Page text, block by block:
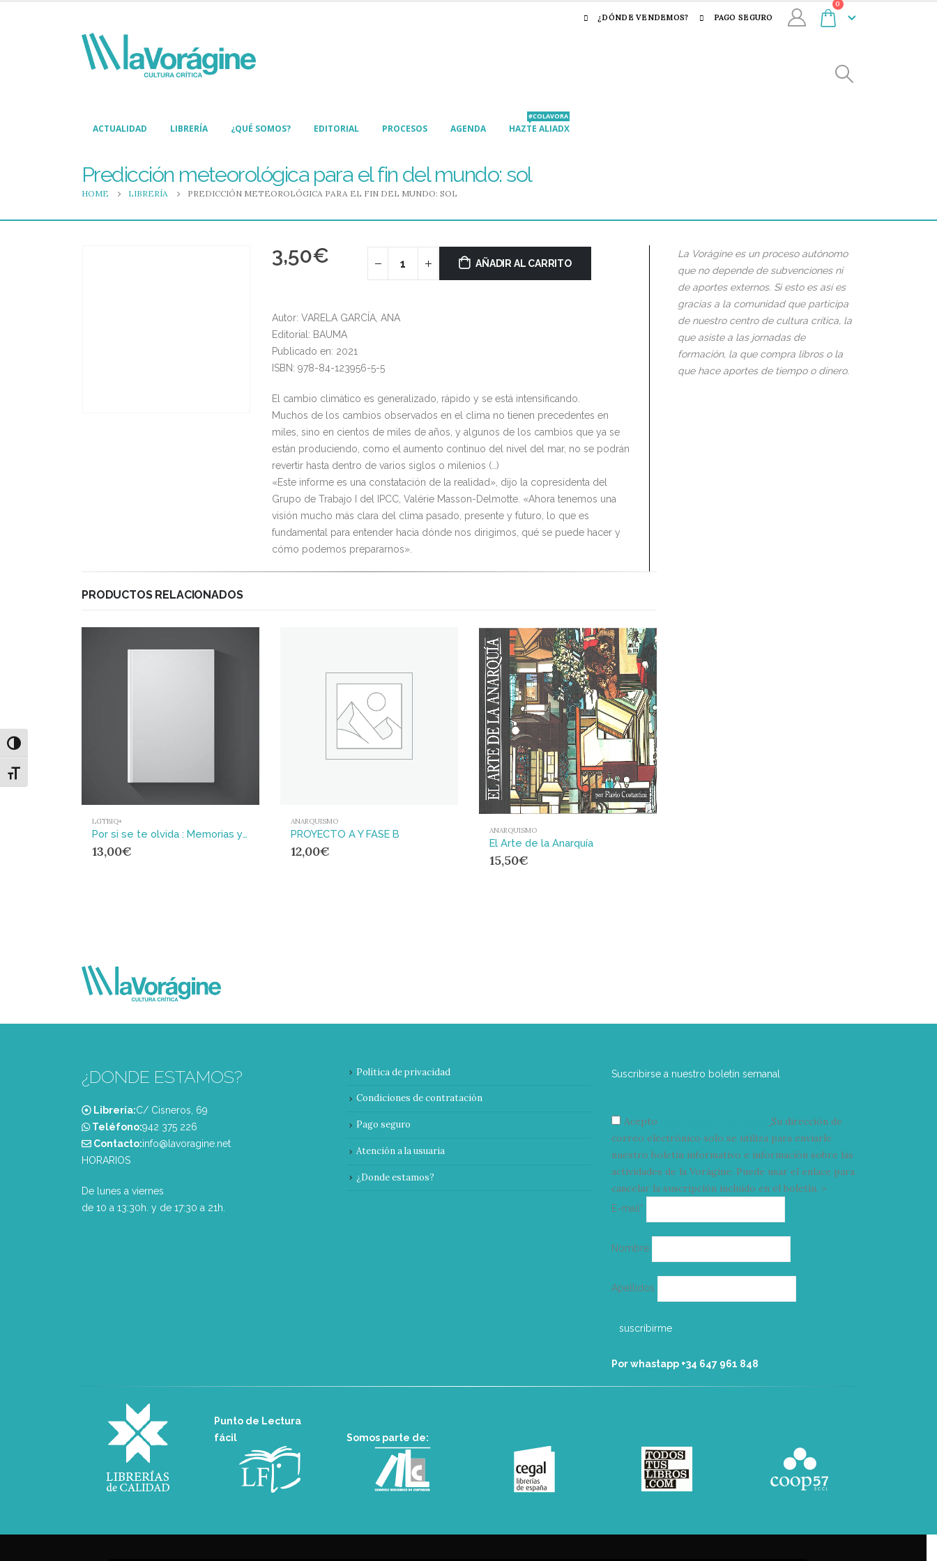
Alternar alto contraste
Alternar tamaño de letra
¿DÓNDE VENDEMOS? PAGO SEGURO
0
ACTUALIDAD LIBRERÍA ¿QUÉ SOMOS? EDITORIAL PROCESOS AGENDA HAZTE ALIADX
#COLAVORA
Predicción meteorológica para el fin del mundo: sol
HOME LIBRERÍA PREDICCIÓN METEOROLÓGICA PARA EL FIN DEL MUNDO: SOL
3,50€ AÑADIR AL CARRITO
Autor: VARELA GARCÍA, ANA
Editorial: BAUMA
Publicado en: 2021
ISBN: 978-84-123956-5-5
El cambio climático es generalizado, rápido y se está intensificando.
Muchos de los cambios observados en el clima no tienen precedentes en
miles, sino en cientos de miles de años, y algunos de los cambios que ya se
están produciendo, como el aumento continuo del nivel del mar, no se podrán
revertir hasta dentro de varios siglos o milenios (…)
«Este informe es una constatación de la realidad», dijo la copresidenta del
Grupo de Trabajo I del IPCC, Valérie Masson-Delmotte. «Ahora tenemos una
visión mucho más clara del clima pasado, presente y futuro, lo que es
fundamental para entender hacia dónde nos dirigimos, qué se puede hacer y
cómo podemos prepararnos».
PRODUCTOS RELACIONADOS
LGTBIQ+
Por si se te olvida : Memorias y desmemorias trans*
13,00€
ANARQUISMO
PROYECTO A Y FASE B
12,00€
ANARQUISMO
El Arte de la Anarquía
15,50€
La Vorágine es un proceso autónomo
que no depende de subvenciones ni
de aportes externos. Si esto es así es
gracias a la comunidad que participa
de nuestro centro de cultura crítica, la
que asiste a las jornadas de
formación, la que compra libros o la
que hace aportes de tiempo o dinero.
¿DONDE ESTAMOS?
Librería:C/ Cisneros, 69
Teléfono:‭942 375 226‬
Contacto:info@lavoragine.net
HORARIOS
De lunes a viernes
de 10 a 13:30h. y de 17:30 a 21h.
Política de privacidad
Condiciones de contratación
Pago seguro
Atención a la usuaria
¿Donde estamos?
Suscribirse a nuestro boletín semanal
Acepto
Su dirección de
correo electrónico solo se utiliza para enviarle
nuestro boletín informativo e información sobre las
actividades de la Vorágine. Puede usar el enlace para
cancelar la suscripción incluido en el boletín. >
E-mail*
electrónico
Nombre
Apellidos
Por whastapp +34 ‭647 961 848‬
Punto de Lectura
fácil
Somos parte de: